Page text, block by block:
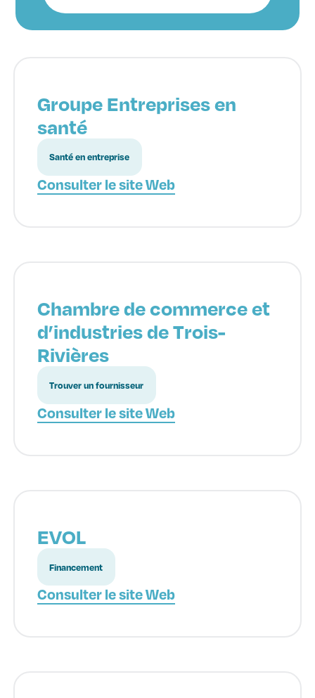
Groupe Entreprises en
santé
Santé en entreprise
Consulter le site Web
Chambre de commerce et
d’industries de Trois-
Rivières
Trouver un fournisseur
Consulter le site Web
EVOL
Financement
Consulter le site Web